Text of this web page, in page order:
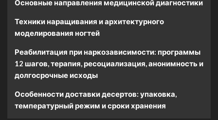
Основные направления медицинской диагностики
Техники наращивания и архитектурного
моделирования ногтей
Реабилитация при наркозависимости: программы
12 шагов, терапия, ресоциализация, анонимность и
долгосрочные исходы
Особенности доставки десертов: упаковка,
температурный режим и сроки хранения